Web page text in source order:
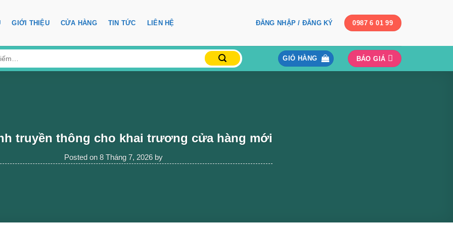
GIỚI THIỆU CỬA HÀNG TIN TỨC LIÊN HỆ ĐĂNG NHẬP / ĐĂNG KÝ 0987 6 01 99
GIỎ HÀNG BÁO GIÁ
truyền thông cho khai trương cửa hàng mới
Posted on 8 Tháng 7, 2026by